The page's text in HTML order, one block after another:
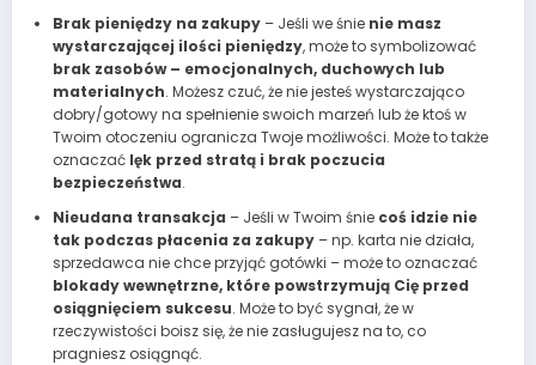
Brak pieniędzy na zakupy– Jeśli we śnie nie masz
wystarczającej ilości pieniędzy, może to symbolizować
brak zasobów – emocjonalnych, duchowych lub
materialnych. Możesz czuć, że nie jesteś wystarczająco
dobry/gotowy na spełnienie swoich marzeń lub że ktoś w
Twoim otoczeniu ogranicza Twoje możliwości. Może to także
oznaczać lęk przed stratą i brak poczucia
bezpieczeństwa.
Nieudana transakcja – Jeśli w Twoim śnie coś idzie nie
tak podczas płacenia za zakupy– np. karta nie działa,
sprzedawca nie chce przyjąć gotówki – może to oznaczać
blokady wewnętrzne, które powstrzymują Cię przed
osiągnięciem sukcesu. Może to być sygnał, że w
rzeczywistości boisz się, że nie zasługujesz na to, co
pragniesz osiągnąć.